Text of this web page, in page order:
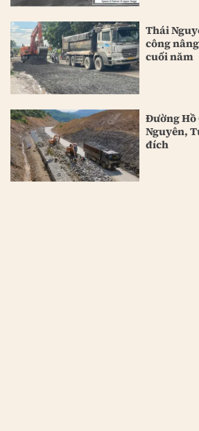
Thái
công
cuối năm
Đường Hồ
Nguyên,
đích